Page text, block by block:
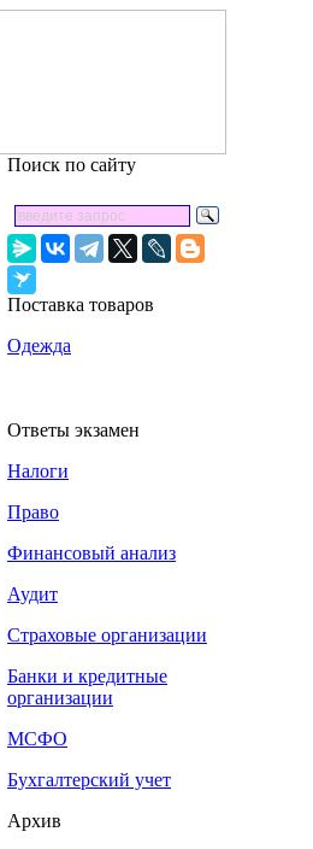
Поиск по сайту
Поставка товаров
Одежда
Ответы экзамен
Налоги
Право
Финансовый анализ
Аудит
Страховые организации
Банки и кредитные
организации
МСФО
Бухгалтерский учет
Архив